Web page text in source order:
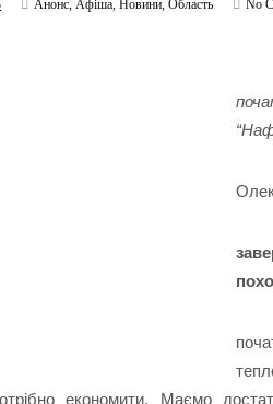
Анонс,Афіша,Новини,Область
No
економити. Маємо